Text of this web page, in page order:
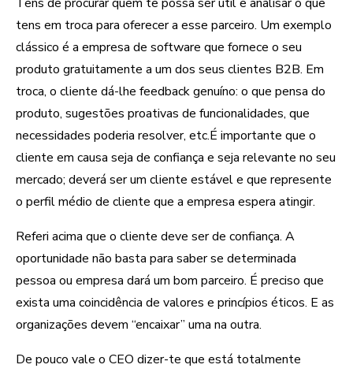
tens em troca para oferecer a esse parceiro. Um exemplo
clássico é a empresa de software que fornece o seu
produto gratuitamente a um dos seus clientes B2B. Em
troca, o cliente dá-lhe feedback genuíno: o que pensa do
produto, sugestões proativas de funcionalidades, que
necessidades poderia resolver, etc.É importante que o
cliente em causa seja de confiança e seja relevante no seu
mercado; deverá ser um cliente estável e que represente
o perfil médio de cliente que a empresa espera atingir.
Referi acima que o cliente deve ser de confiança. A
oportunidade não basta para saber se determinada
pessoa ou empresa dará um bom parceiro. É preciso que
exista uma coincidência de valores e princípios éticos. E as
organizações devem “encaixar” uma na outra.
De pouco vale o CEO dizer-te que está totalmente